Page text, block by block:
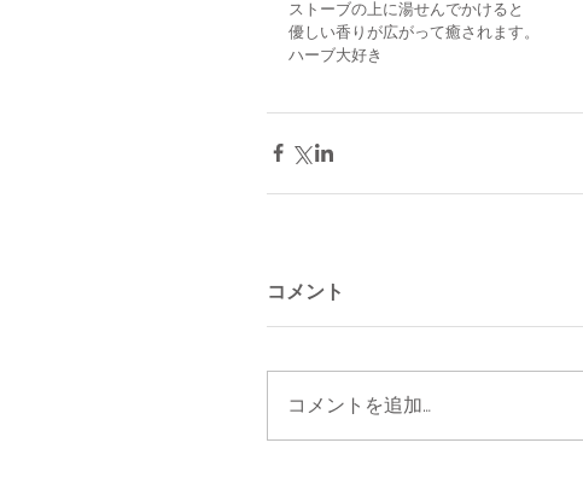
ストーブの上に湯せんでかけると
優しい香りが広がって癒されます。
ハーブ大好き
コメント
コメントを追加…